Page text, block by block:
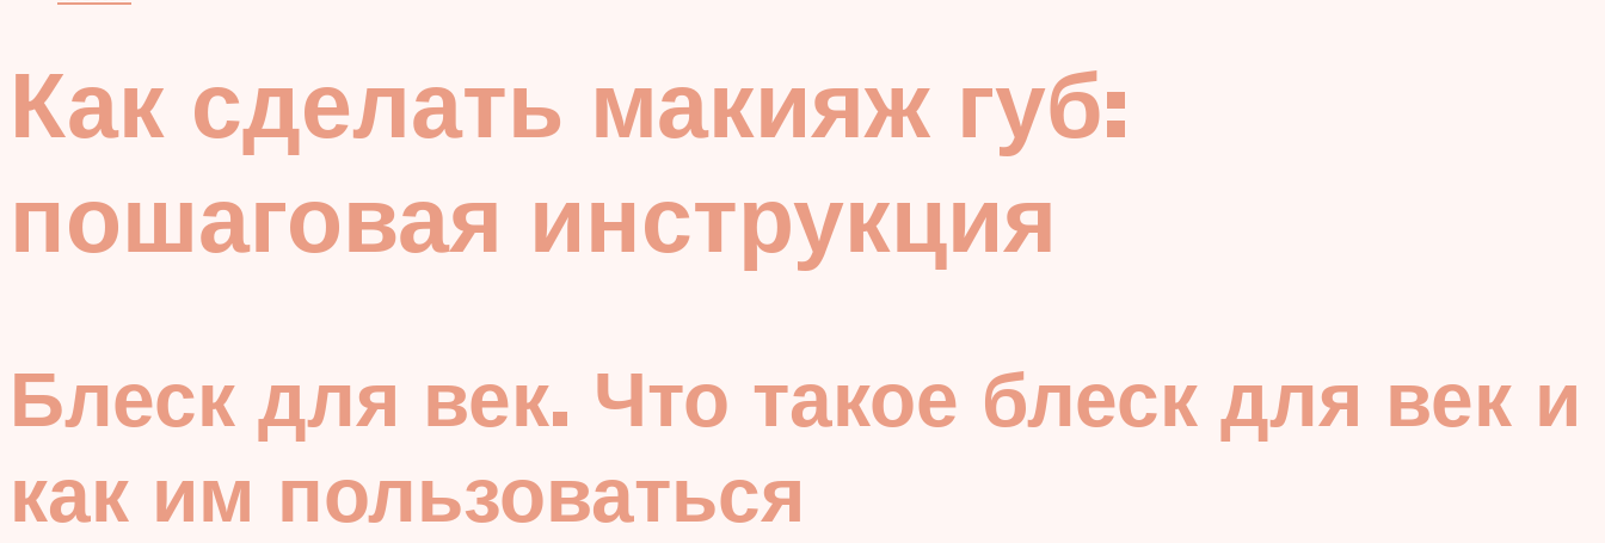
Как сделать макияж губ:
пошаговая инструкция
Блеск для век. Что такое блеск для век и
как им пользоваться